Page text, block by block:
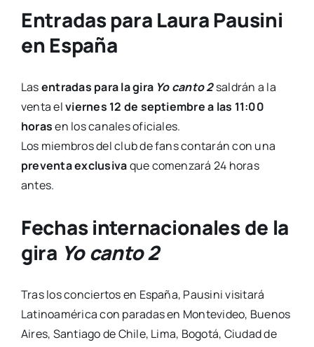
Entradas para Laura Pausini
en España
Lasentradas para la gira Yo canto 2saldrán a la
venta elviernes 12 de septiembre a las 11:00
horasen los canales oficiales.
Los miembros del club de fans contarán con una
preventa exclusivaque comenzará 24 horas
antes.
Fechas internacionales de la
gira Yo canto 2
Tras los conciertos en España, Pausini visitará
Latinoamérica con paradas en Montevideo, Buenos
Aires, Santiago de Chile, Lima, Bogotá, Ciudad de